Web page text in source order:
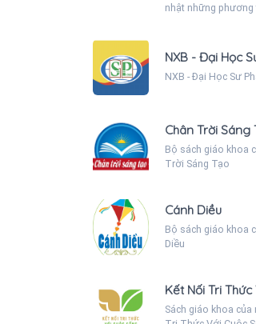
nhật những
NXB - Đại Học
NXB - Đại Học Sư
Chân Trời Sáng
Bộ sách giáo khoa
Trời Sáng Tạo
Cánh Diều
Bộ sách giáo khoa
Diều
Kết Nối Tri
Sách giáo khoa